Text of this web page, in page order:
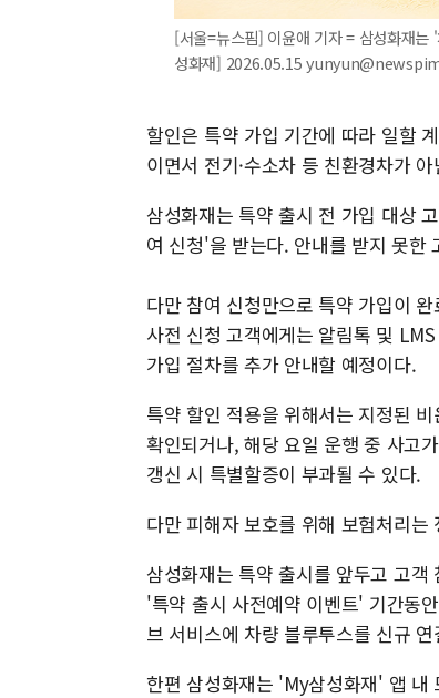
[서울=뉴스핌] 이윤애 기자 = 삼성화재
성화재] 2026.05.15
할인은 특약 가입 기간에 따라 일할
이면서 전기·수소차 등 친환경차가
삼성화재는 특약 출시 전 가입 대상
여 신청'을 받는다. 안내를 받지 못
다만 참여 신청만으로 특약 가입이
사전 신청 고객에게는 알림톡 및
가입 절차를 추가 안내할 예정이다.
특약 할인 적용을 위해서는 지정된
확인되거나, 해당 요일 운행 중 사고
갱신 시 특별할증이 부과될 수 있다.
다만 피해자 보호를 위해 보험처리는
삼성화재는 특약 출시를 앞두고 고
'특약 출시 사전예약 이벤트' 기간동
브 서비스에 차량 블루투스를 신규
한편 삼성화재는 'My삼성화재' 앱 내